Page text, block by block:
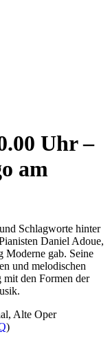
Uhr –
am
Schlagworte hinter
Daniel Adoue,
Moderne gab. Seine
und melodischen
mit den Formen der
Alte Oper
)